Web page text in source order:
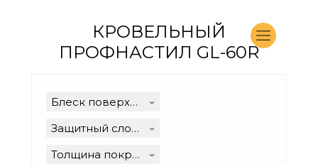
КРОВЕЛЬНЫЙ
ПРОФНАСТИЛ GL-60R
Блеск поверхности
Защитный слой, г/м2
Толщина покрытия, мкм